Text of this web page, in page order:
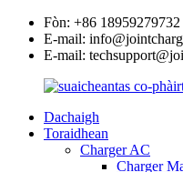
Fòn: +86 18959279732
E-mail:
E-mail:
Dachaigh
Toraidhean
Charger AC
Charger